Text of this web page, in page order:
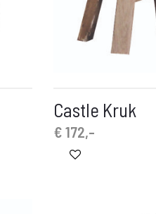
Castle Kruk
€172,-